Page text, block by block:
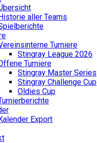
aller Teams
Turniere
Stingray League 2026
Turniere
Stingray Master Series
Stingray Challenge Cup
Oldies Cup
Export